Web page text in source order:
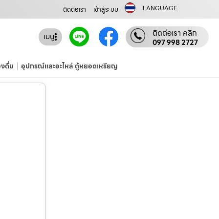
ติดต่อเรา เข้าสู่ระบบ LANGUAGE
เมนู ติดต่อเรา คลิก
097 998 2727
ดื่ม อุปกรณ์และอะไหล่ ตู้หยอดเหรียญ